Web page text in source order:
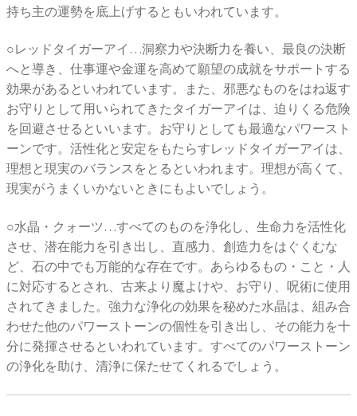
持ち主の運勢を底上げするともいわれています。
○レッドタイガーアイ…洞察力や決断力を養い、最良の決断
へと導き、仕事運や金運を高めて願望の成就をサポートする
効果があるといわれています。また、邪悪なものをはね返す
お守りとして用いられてきたタイガーアイは、迫りくる危険
を回避させるといいます。お守りとしても最適なパワースト
ーンです。活性化と安定をもたらすレッドタイガーアイは、
理想と現実のバランスをとるといわれます。理想が高くて、
現実がうまくいかないときにもよいでしょう。
○水晶・クォーツ…すべてのものを浄化し、生命力を活性化
させ、潜在能力を引き出し、直感力、創造力をはぐくむな
ど、石の中でも万能的な存在です。あらゆるもの・こと・人
に対応するとされ、古来より魔よけや、お守り、呪術に使用
されてきました。強力な浄化の効果を秘めた水晶は、組み合
わせた他のパワーストーンの個性を引き出し、その能力を十
分に発揮させるといわれています。すべてのパワーストーン
の浄化を助け、清浄に保たせてくれるでしょう。